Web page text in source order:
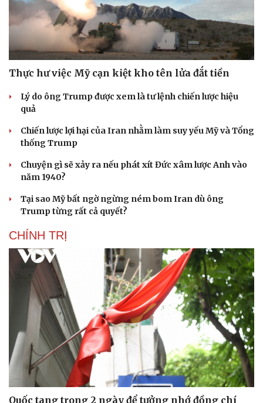
Thực hư việc Mỹ cạn kiệt kho tên lửa đắt tiền
Lý do ông Trump được xem là tư lệnh chiến lược hiệu
quả
Chiến lược lợi hại của Iran nhằm làm suy yếu Mỹ và Tổng
thống Trump
Chuyện gì sẽ xảy ra nếu phát xít Đức xâm lược Anh vào
năm 1940?
Tại sao Mỹ bất ngờ ngừng ném bom Iran dù ông
Trump từng rất cả quyết?
CHÍNH TRỊ
Quốc tang trong 2 ngày để tưởng nhớ đồng chí